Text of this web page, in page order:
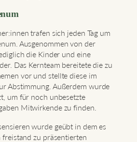
trafen sich jeden Tag um
Ausgenommen von der
die Kinder und eine
Das Kernteam bereitete die zu
vor und stellte diese im
Abstimmung. Außerdem wurde
um für noch unbesetzte
Mitwirkende zu finden.
wurde geübt in dem es
freistand zu präsentierten